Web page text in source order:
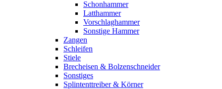
Schonhammer
Latthammer
Vorschlaghammer
Sonstige Hammer
Zangen
Schleifen
Stiele
Brecheisen & Bolzenschneider
Sonstiges
Splintenttreiber & Körner